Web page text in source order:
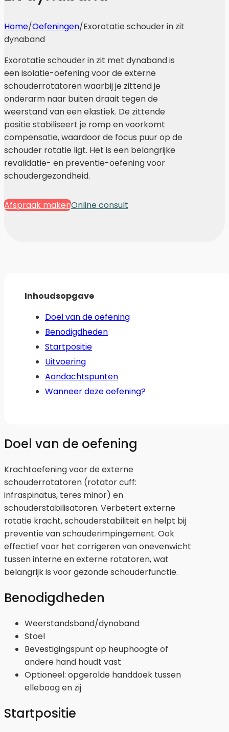
Home/Oefeningen/Exorotatie schouder in zit
dynaband
Exorotatie schouder in zit met dynaband is
een isolatie-oefening voor de externe
schouderrotatoren waarbij je zittend je
onderarm naar buiten draait tegen de
weerstand van een elastiek. De zittende
positie stabiliseert je romp en voorkomt
compensatie, waardoor de focus puur op de
schouder rotatie ligt. Het is een belangrijke
revalidatie- en preventie-oefening voor
schoudergezondheid.
Afspraak makenOnline consult
Inhoudsopgave
Doel van de oefening
Benodigdheden
Startpositie
Uitvoering
Aandachtspunten
Wanneer deze oefening?
Doel van de oefening
Krachtoefening voor de externe
schouderrotatoren (rotator cuff:
infraspinatus, teres minor) en
schouderstabilisatoren. Verbetert externe
rotatie kracht, schouderstabiliteit en helpt bij
preventie van schouderimpingement. Ook
effectief voor het corrigeren van onevenwicht
tussen interne en externe rotatoren, wat
belangrijk is voor gezonde schouderfunctie.
Benodigdheden
Weerstandsband/dynaband
Stoel
Bevestigingspunt op heuphoogte of
andere hand houdt vast
Optioneel: opgerolde handdoek tussen
elleboog en zij
Startpositie